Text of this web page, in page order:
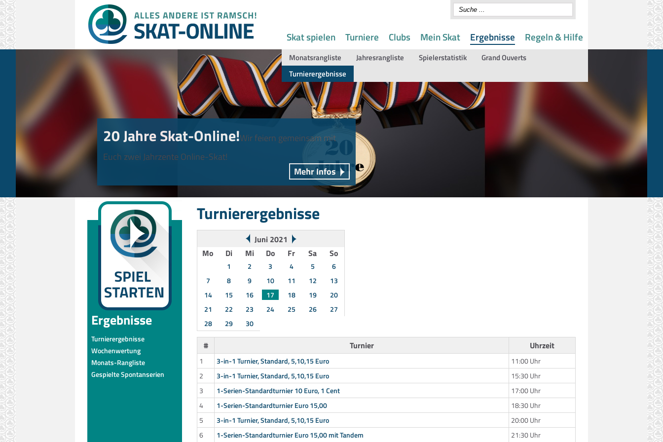
Skat spielen Turniere Clubs Mein Skat Ergebnisse
Monatsrangliste Jahresrangliste Spielerstatistik
Grand Ouverts
Turnierergebnisse
Regeln & Hilfe
20 Jahre Skat-Online!Wir feiern gemeinsam mit
Euch zwei Jahrzente Online-Skat!
Mehr Infos
Ergebnisse
Turnierergebnisse
Wochenwertung
Monats-Rangliste
Gespielte Spontanserien
Turnierergebnisse
Juni 2021
Mo
Di Mi Do Fr Sa So
1 2 3 4 5
6
7
8 9 10 11 12
13
14
15 16 17 18 19
20
21
22 23 24 25 26
27
28
29 30
# Turnier Uhrzeit
1 3-in-1 Turnier, Standard, 5,10,15 Euro
11:00 Uhr
2
3-in-1 Turnier, Standard, 5,10,15 Euro
15:30 Uhr
3
1-Serien-Standardturnier 10 Euro, 1 Cent
17:00 Uhr
4
1-Serien-Standardturnier Euro 15,00
18:30 Uhr
5
3-in-1 Turnier, Standard, 5,10,15 Euro
20:00 Uhr
6
1-Serien-Standardturnier Euro 15,00 mit Tandem 21:30 Uhr